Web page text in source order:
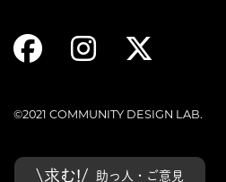
©2021 COMMUNITY DESIGN LAB.
\求む!/ 助っ人・ご意見